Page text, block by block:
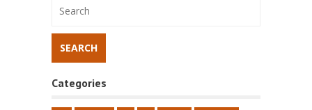
Categories